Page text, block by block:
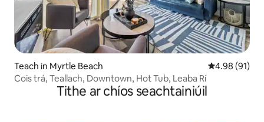
Teach in Myrtle Beach Meánrátáil
4.98 (91)
Cois trá, Teallach, Downtown, Hot Tub, Leaba Rí
Tithe ar chíos seachtainiúil